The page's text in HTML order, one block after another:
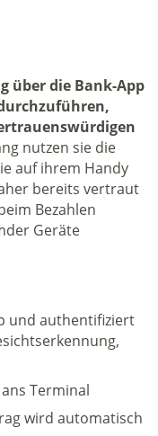
über die Bank-App
nutzen sie die
auf ihrem Handy
bereits vertraut
Bezahlen
Geräte
und authentifiziert
Terminal
wird automatisch